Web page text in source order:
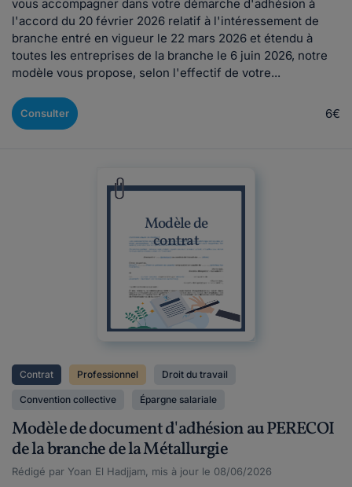
vous accompagner dans votre démarche d'adhésion à
l'accord du 20 février 2026 relatif à l'intéressement de
branche entré en vigueur le 22 mars 2026 et étendu à
toutes les entreprises de la branche le 6 juin 2026, notre
modèle vous propose, selon l'effectif de votre...
Consulter 6€
Modèle de
contrat
Contrat Professionnel Droit du travail
Convention collective Épargne salariale
Modèle de document d'adhésion au PERECOI
de la branche de la Métallurgie
Rédigé par Yoan El Hadjjam, mis à jour le 08/06/2026